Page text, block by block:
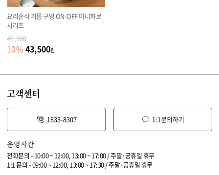
요리순삭 기름 구멍 ON-OFF 미니화로
시리즈
48,500
10% 43,500원
고객센터
1833-8307 1:1문의하기
운영시간
전화문의 - 10:00 ~ 12:00, 13:00 ~ 17:00 / 주말·공휴일 휴무
1:1 문의 - 09:00 ~ 12:00, 13:00 ~ 17:30 / 주말·공휴일 휴무